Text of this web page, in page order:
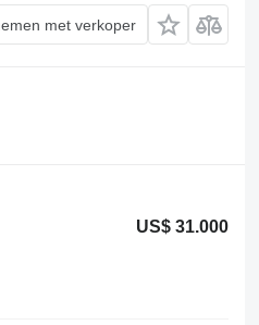
met verkoper
US$ 31.000